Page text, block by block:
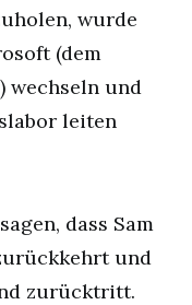
wurde
(dem
wechseln und
leiten
dass Sam
und
zurücktritt.